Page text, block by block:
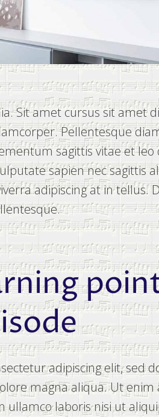
Sit amet cursus sit amet
Pellentesque
sagittis vitae et leo
sapien nec sagittis
adipiscing at in tellus.
adipiscing elit, sed
magna aliqua. Ut enim
ullamco laboris nisi ut